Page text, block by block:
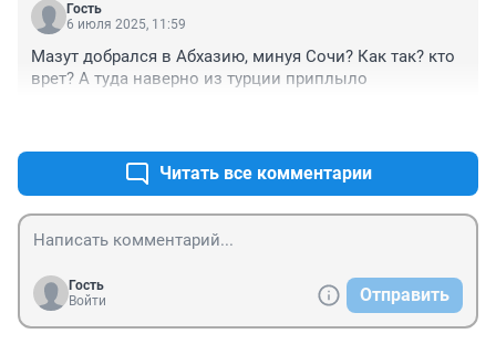
Гость
6 июля 2025, 11:59
Мазут добрался в Абхазию, минуя Сочи? Как так? кто
врет? А туда наверно из турции приплыло
Читать все комментарии
Гость
Войти
Отправить